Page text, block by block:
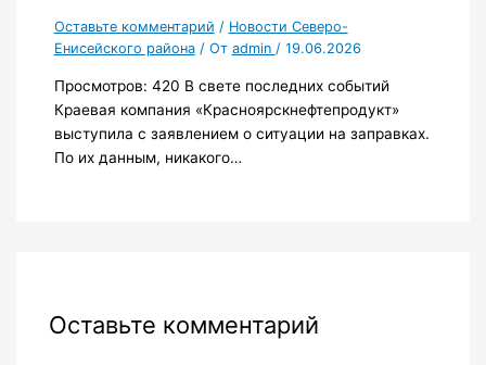
Оставьте комментарий / Новости Северо-
Енисейского района/ От admin / 19.06.2026
Просмотров: 420 В свете последних событий
Краевая компания «Красноярскнефтепродукт»
выступила с заявлением о ситуации на заправках.
По их данным, никакого…
Оставьте комментарий